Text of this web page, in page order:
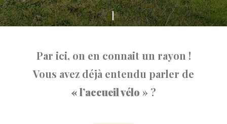
Faites
Par ici, on en connait un rayon !
Vous avez déjà entendu parler de
« l’accueil vélo » ?